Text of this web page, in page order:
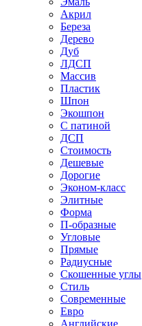
Акрил
Береза
Дерево
Дуб
ЛДСП
Массив
Пластик
Шпон
Экошпон
С патиной
ДСП
Стоимость
Дешевые
Дорогие
Эконом-класс
Элитные
Форма
П-образные
Угловые
Прямые
Радиусные
Скошенные углы
Стиль
Современные
Евро
Английские